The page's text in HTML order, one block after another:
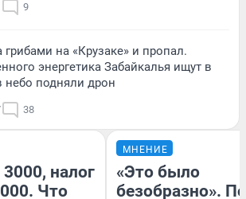
9
грибами на «Крузаке» и пропал.
энергетика Забайкалья ищут в
небо подняли дрон
38
налог
Что
МНЕНИЕ
«Это было
безобразно».